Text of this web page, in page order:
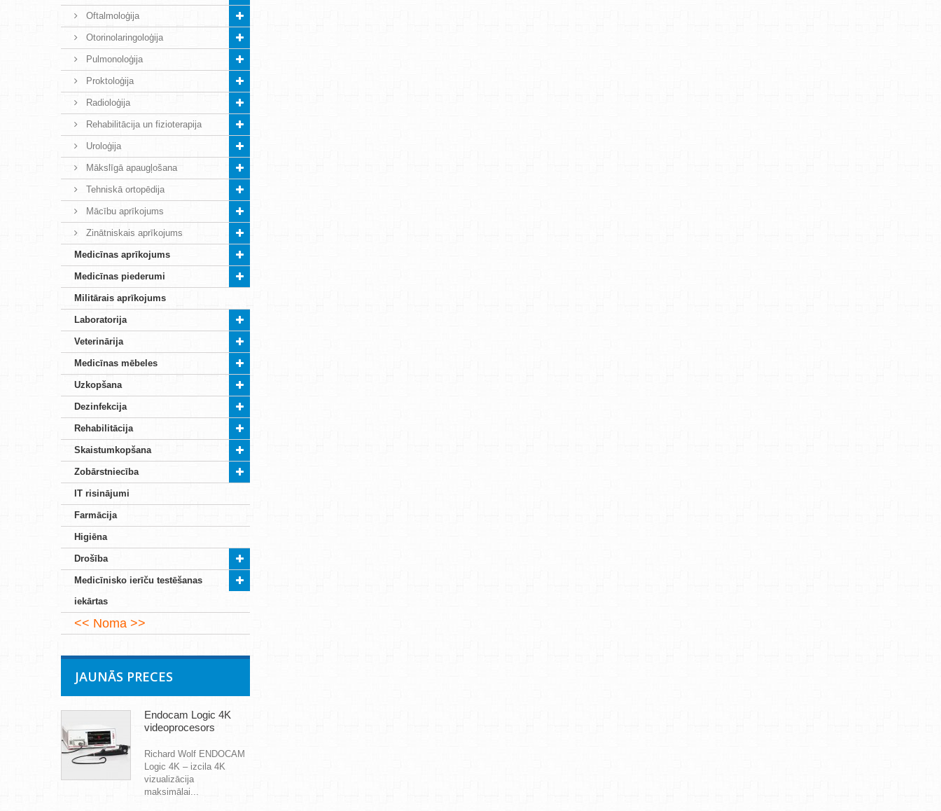
Oftalmoloģija
Otorinolaringoloģija
Pulmonoloģija
Proktoloģija
Radioloģija
Rehabilitācija un fizioterapija
Uroloģija
Mākslīgā apaugļošana
Tehniskā ortopēdija
Mācību aprīkojums
Zinātniskais aprīkojums
Medicīnas aprīkojums
Medicīnas piederumi
Militārais aprīkojums
Laboratorija
Veterinārija
Medicīnas mēbeles
Uzkopšana
Dezinfekcija
Rehabilitācija
Skaistumkopšana
Zobārstniecība
IT risinājumi
Farmācija
Higiēna
Drošība
Medicīnisko ierīču testēšanas
iekārtas
Noma
JAUNĀS PRECES
Endocam Logic 4K
videoprocesors
Richard Wolf ENDOCAM
Logic 4K – izcila 4K
vizualizācija
maksimālai...